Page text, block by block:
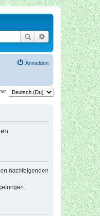
Suche Erweiterte Suche
Anmelden
nachfolgenden